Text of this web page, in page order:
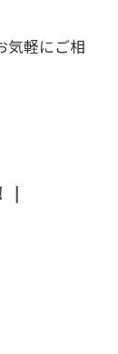
気軽にご相